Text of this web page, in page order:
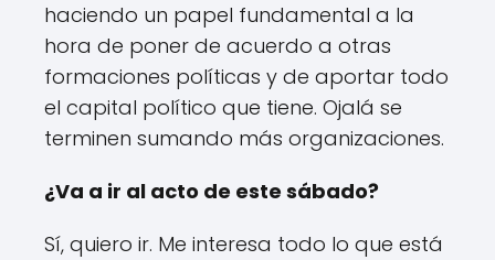
haciendo un papel fundamental a la
hora de poner de acuerdo a otras
formaciones políticas y de aportar todo
el capital político que tiene. Ojalá se
terminen sumando más organizaciones.
¿Va a ir al acto de este sábado?
Sí, quiero ir. Me interesa todo lo que está